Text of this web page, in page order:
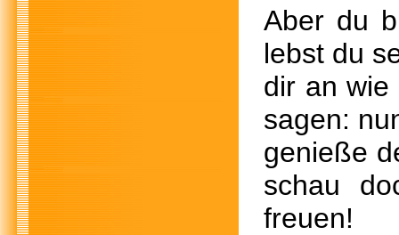
Aber du
lebst du
dir an wie
sagen:
genieße
schau
freuen!